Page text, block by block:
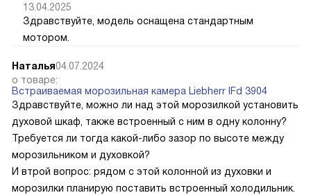
13.04.2025
Здравствуйте, модель оснащена стандартным
мотором.
Наталья04.07.2024
о товаре:
Встраиваемая морозильная камера Liebherr IFd 3904
Здравствуйте, можно ли над этой морозилкой установить
духовой шкаф, также встроенный с ним в одну колонну?
Требуется ли тогда какой-либо зазор по высоте между
морозильником и духовкой?
И втрой вопрос: рядом с этой колонной из духовки и
морозилки планирую поставить встроенный холодильник.